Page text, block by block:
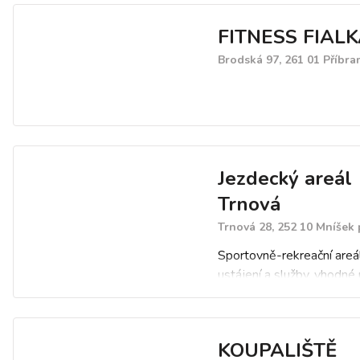
FITNESS
Brodská 97, 261 01
Jezdecký areál
Trnová
Trnová 28, 252 10 Mníšek
Sportovně-rekreační
ustájení a služby, vhodné
sportovní nadšence, ale i
jezdce, kteří hledají
Nabízíme pronájem
KOUPALIŠTĚ